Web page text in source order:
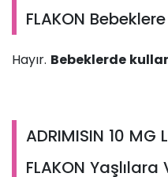
FLAKON
Hayır. Bebeklerde
ADRIMISIN 10 MG
FLAKON